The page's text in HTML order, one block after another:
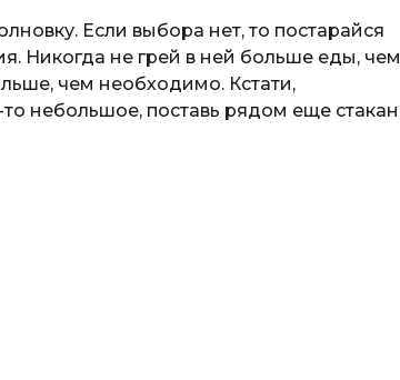
Если выбора нет, то постарайся
Никогда не грей в ней больше еды, чем
чем необходимо. Кстати,
небольшое, поставь рядом еще стакан